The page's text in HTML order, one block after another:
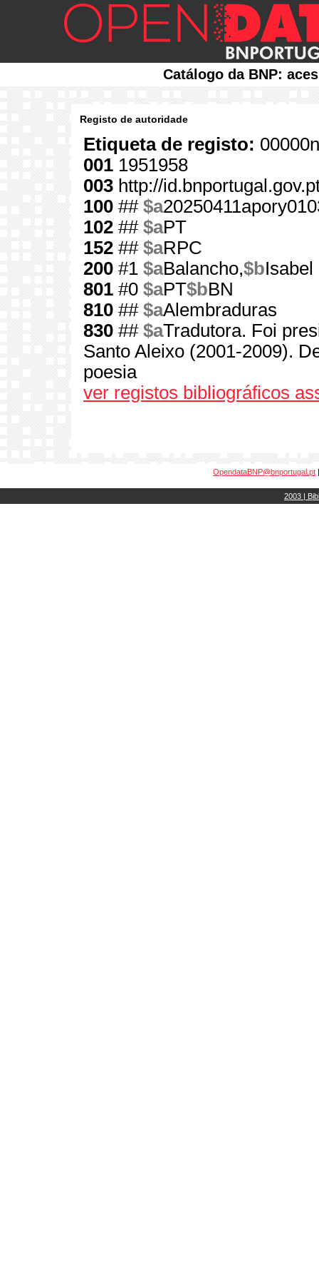
Catálogo da BNP:
Registo de autoridade
Etiqueta de registo:
001 1951958
003 http://
100 ## $a
102 ## $aPT
152 ## $aRPC
200 #1 $aBalancho,$bIsabel
801 #0 $aPT$bBN
810 ## $aAlembraduras
830 ## $aTradutora. Foi
Santo Aleixo (2001-2009).
poesia
ver registos bibliográficos
OpendataBNP@bnportugal.pt
2003 |